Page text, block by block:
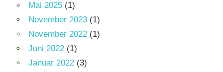
Mai 2025 (1)
November 2023 (1)
November 2022 (1)
Juni 2022 (1)
Januar 2022 (3)